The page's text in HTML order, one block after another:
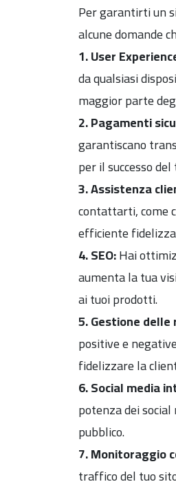
Per garantirti un
alcune domande
1. User
da qualsiasi
maggior parte
2. Pagamenti
garantiscano
per il successo
3. Assistenza
contattarti, come
efficiente
4. SEO:Hai
aumenta la tua
ai tuoi prodotti.
5. Gestione delle
positive e
fidelizzare la
6. Social media
potenza dei
pubblico.
7. Monitoraggio
traffico del tuo